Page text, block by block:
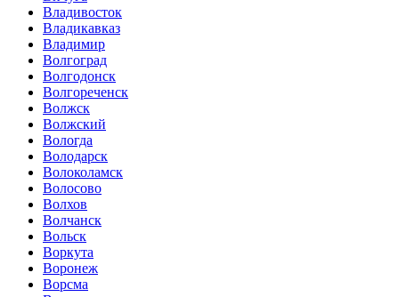
Владивосток
Владикавказ
Владимир
Волгоград
Волгодонск
Волгореченск
Волжск
Волжский
Вологда
Володарск
Волоколамск
Волосово
Волхов
Волчанск
Вольск
Воркута
Воронеж
Ворсма